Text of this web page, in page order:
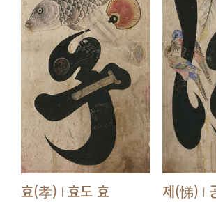
효(孝) | 효도 효 제(悌) |